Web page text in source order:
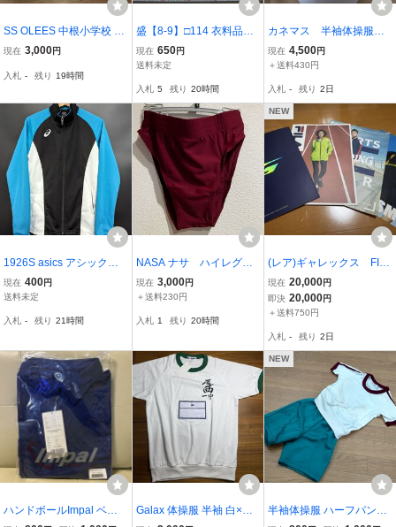
SS OLEES 中根小学校 体
操服 半袖Tシャツ ショー
白 オレンジ 学販品
現在 3,000円
入札 - 残り 19時間
盛【8-9】□114 衣料品店
在庫品 FILA 体育着 体操
着 長袖上衣 3Lサイズ 5点
品 / 学校ジャージ（7-17)
現在 650円
送料未定
入札 5 残り 20時間
カネマス 半袖体操服
白×紺 ライン入り サイ
ズ L
現在 4,500円
＋送料430円
入札 - 残り 2日
1926S asics アシックス
静岡 韮山 レディース 吹
奏楽 ジャージトップ M
現在 400円
送料未定
入札 - 残り 21時間
NASA ナサ ハイレグブ
ルマーと体操着服セッ
ト エンジ
現在 3,000円
＋送料230円
入札 1 残り 20時間
NEW
(レア)ギャレックス FIL
A Springfield 体操服 ジャ
ージ カタログ 4セット
現在 20,000円
即決 20,000円
＋送料750円
入札 - 残り 2日
ハンドボールImpal ベー
Galax 体操服 半袖 白×緑
NEW
半袖体操服 ハーフパンツ